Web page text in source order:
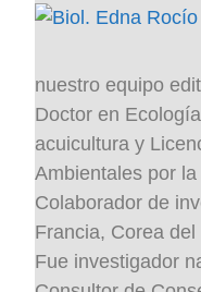
nuestro equipo
Doctor en
acuicultura y
Ambientales por
Colaborador de
Francia, Corea
Fue investigador